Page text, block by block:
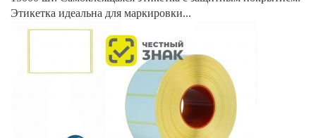
Этикетка идеальна для маркировки...